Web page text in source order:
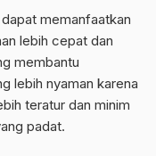
memanfaatkan
lebih cepat dan
membantu
lebih nyaman karena
teratur dan minim
padat.